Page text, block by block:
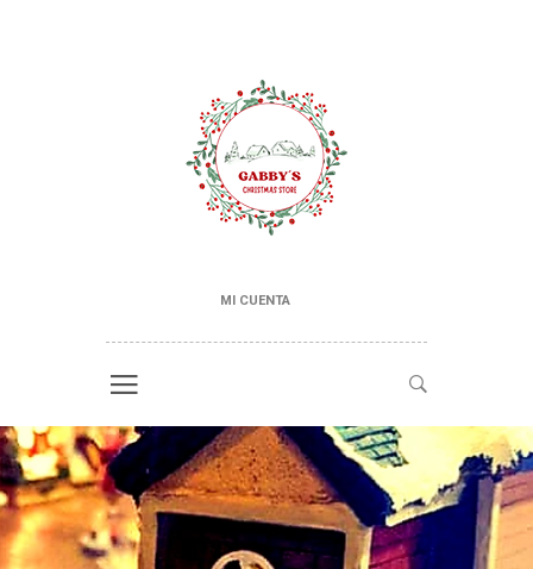
MI CUENTA